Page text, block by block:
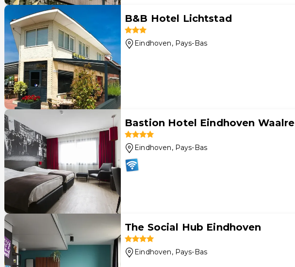
B&B Hotel Lichtstad
Eindhoven, Pays-Bas
Bastion Hotel Eindhoven Waalre
Eindhoven, Pays-Bas
The Social Hub Eindhoven
Eindhoven, Pays-Bas